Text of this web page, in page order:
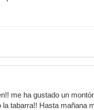
me ha gustado un
la tabarra!! Hasta mañana